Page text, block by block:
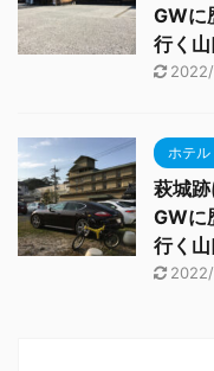
GWに
行く山
ホテル
萩城
GWに
行く山